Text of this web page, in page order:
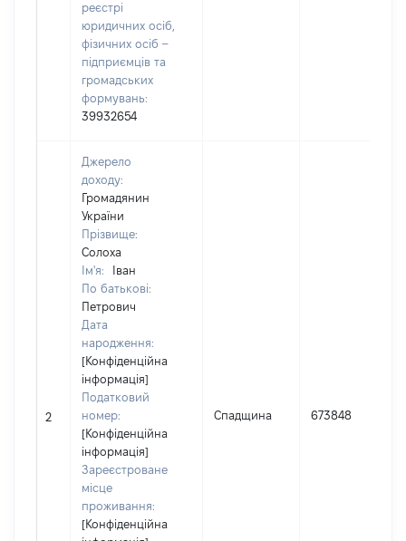
реєстрі
юридичних осіб,
фізичних осіб –
підприємців та
громадських
формувань:
39932654
2
Джерело
доходу:
Громадянин
України
Прізвище:
Солоха
Ім'я:
Іван
По батькові:
Петрович
Дата
народження:
[Конфіденційна
інформація]
Податковий
номер:
[Конфіденційна
інформація]
Зареєстроване
місце
проживання:
[Конфіденційна
Спадщина 673848